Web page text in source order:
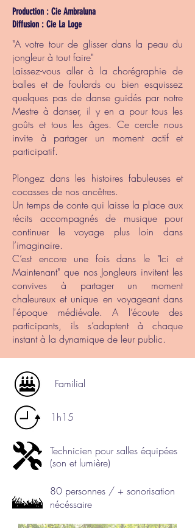
Production : Cie Ambraluna
Diffusion : Cie La Loge
"A votre tour de glisser dans la peau du
jongleur à tout faire"
Laissez-vous aller à la chorégraphie de
balles et de foulards ou bien esquissez
quelques pas de danse guidés par notre
Mestre à danser, il y en a pour tous les
goûts et tous les âges. Ce cercle nous
invite à partager un moment actif et
participatif.
Plongez dans les histoires fabuleuses et
cocasses de nos ancêtres.
Un temps de conte qui laisse la place aux
récits accompagnés de musique pour
continuer le voyage plus loin dans
l’imaginaire.
C’est encore une fois dans le "Ici et
Maintenant" que nos Jongleurs invitent les
convives à partager un moment
chaleureux et unique en voyageant dans
l'époque médiévale. A l’écoute des
participants, ils s’adaptent à chaque
instant à la dynamique de leur public.
Familial
1h15
Technicien pour salles équipées
(son et lumière)
80 personnes / + sonorisation
nécéssaire